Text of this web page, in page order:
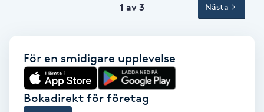
Toning
Torr hårbotten
1 av 3 Nästa
För en smidigare upplevelse
Bokadirekt för företag